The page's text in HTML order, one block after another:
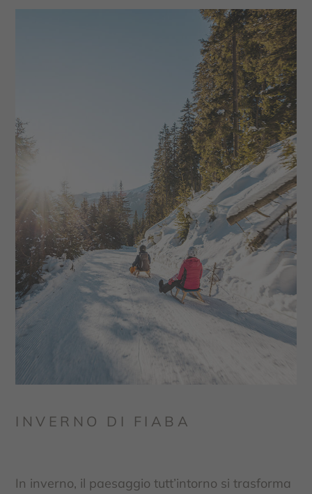
INVERNO DI FIABA
In inverno, il paesaggio tutt’intorno si trasforma